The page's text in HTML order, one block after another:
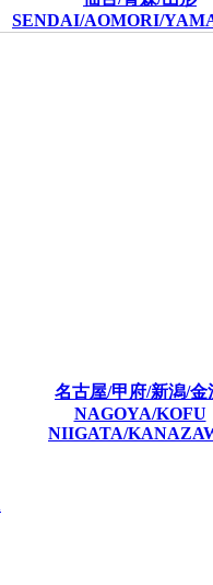
SENDAI/AOMORI/
名古屋/甲府/新潟/金
NAGOYA/KOFU
NIIGATA/